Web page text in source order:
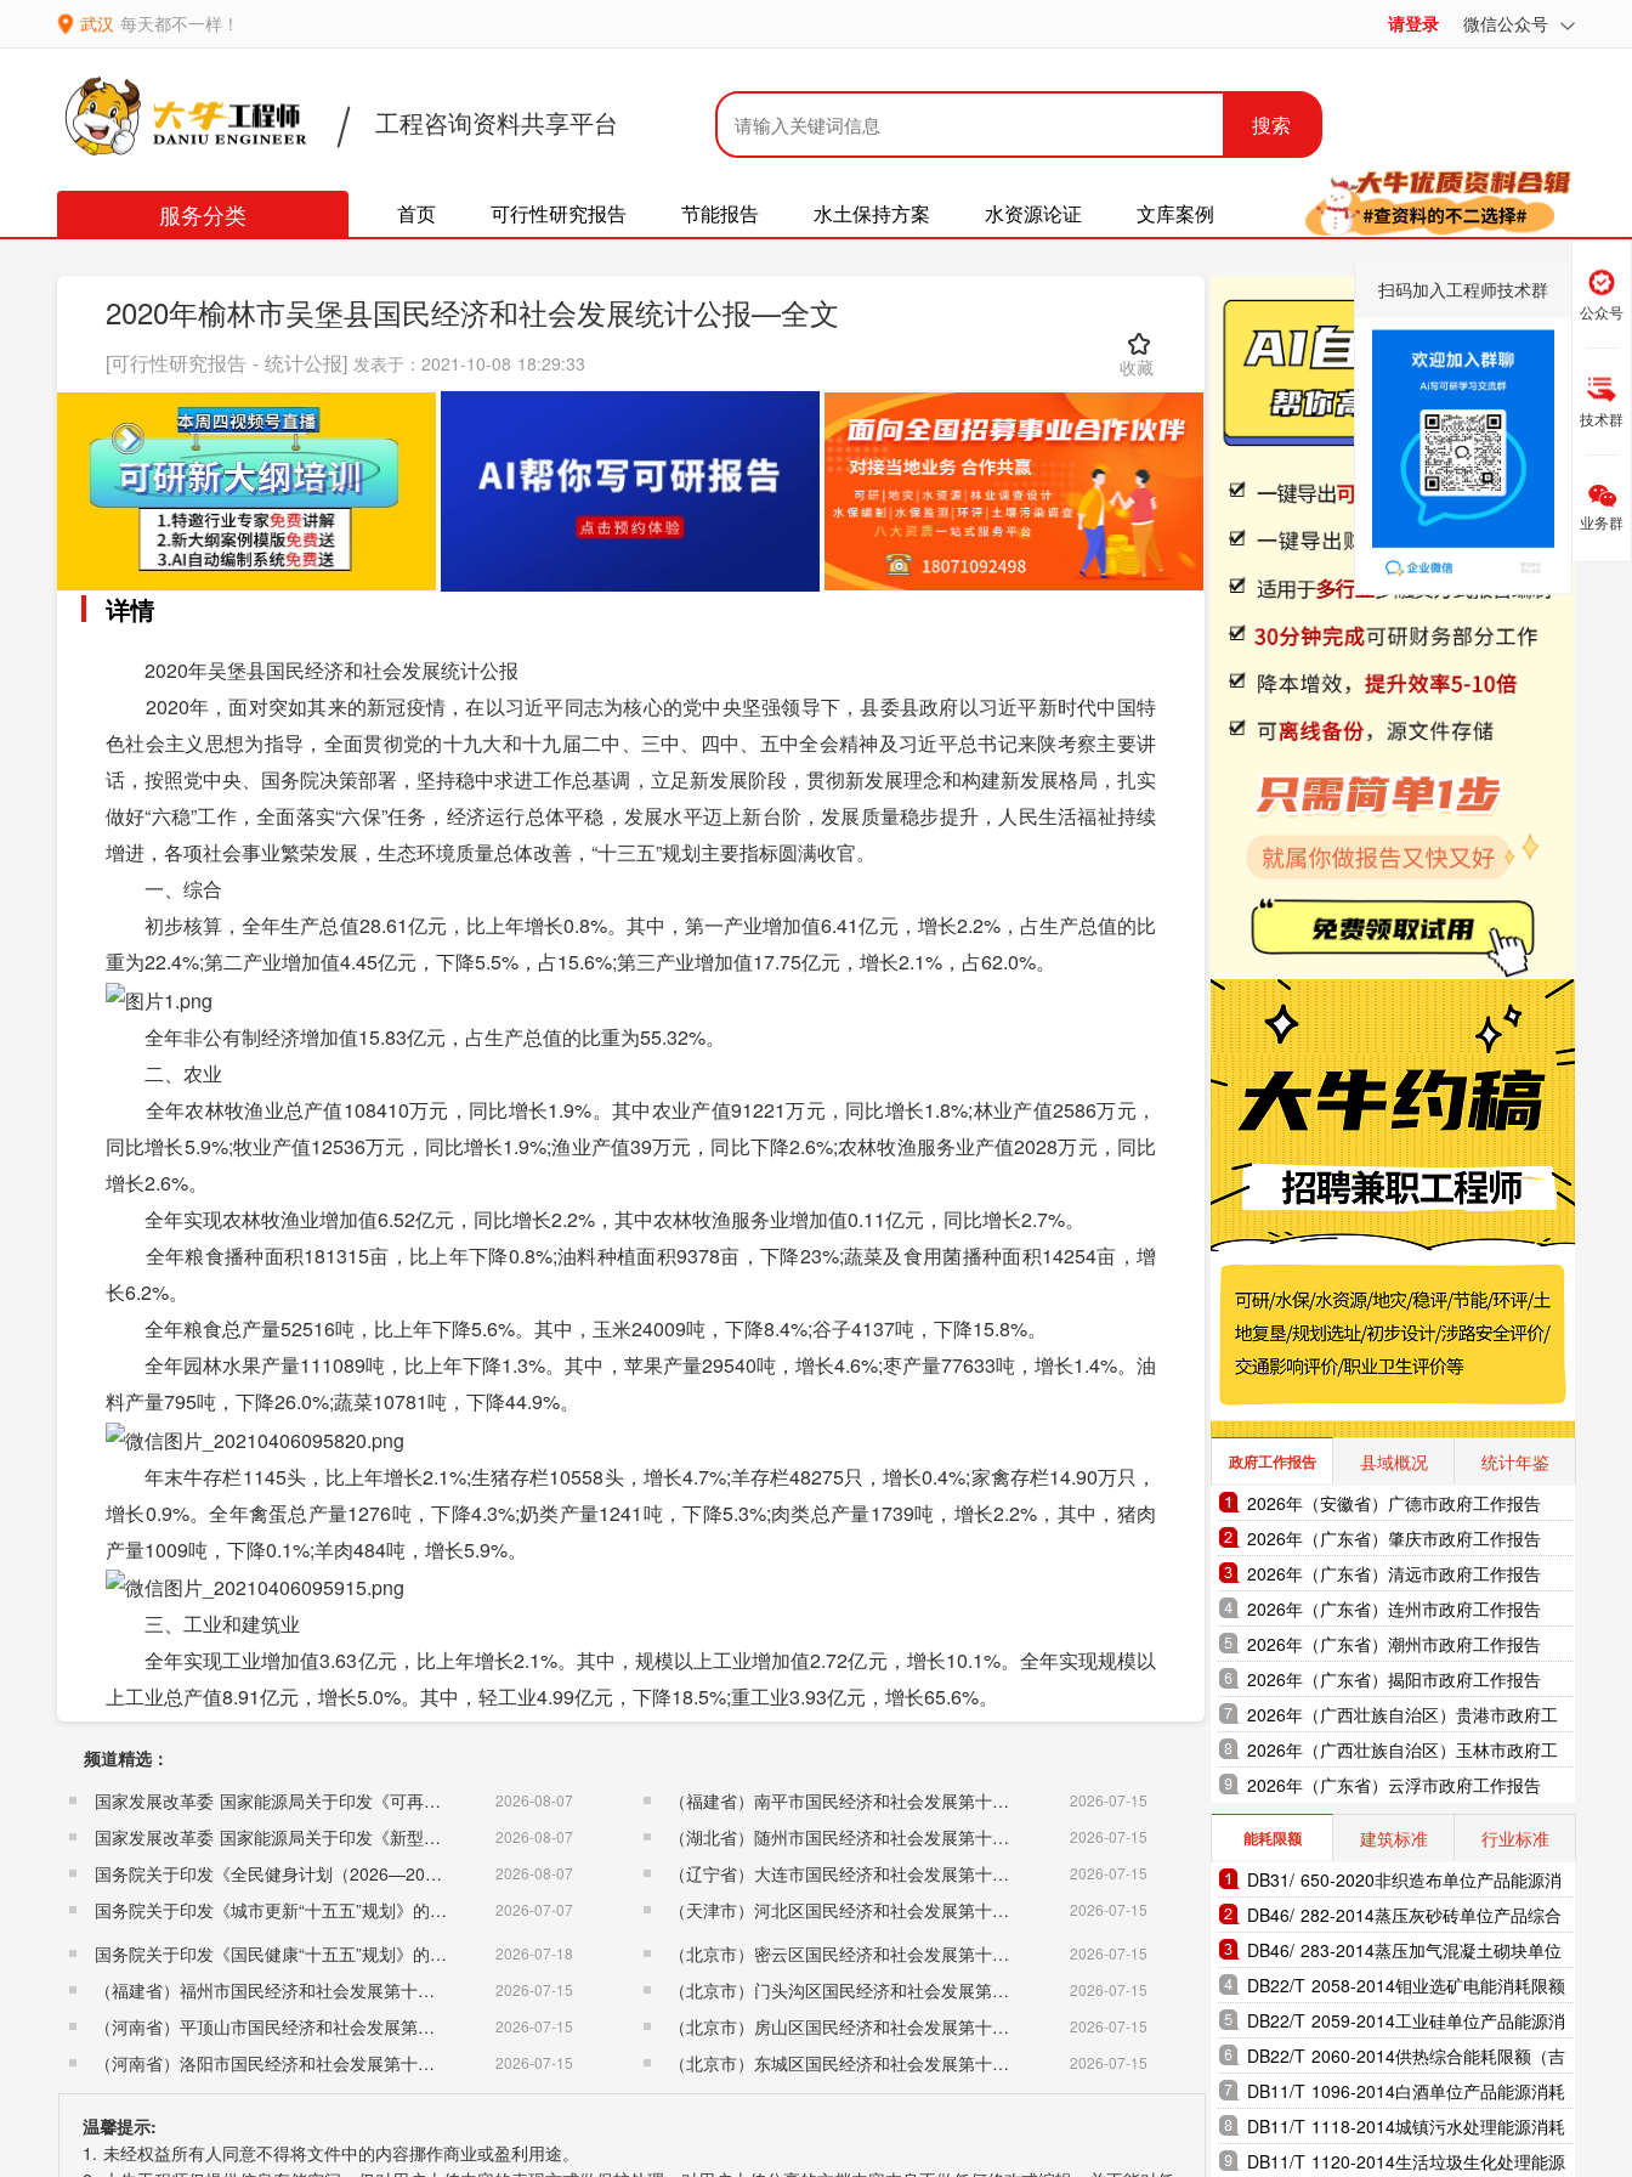
武汉 每天都不一样！ 请登录 微信公众号
工程咨询资料共享平台 搜索
服务分类 首页 可行性研究报告 节能报告 水土保持方案 水资源论证 文库案例
2020年榆林市吴堡县国民经济和社会发展统计公报—全文
[可行性研究报告 - 统计公报] 发表于：2021-10-08 18:29:33 收藏
详情
2020年吴堡县国民经济和社会发展统计公报
2020年，面对突如其来的新冠疫情，在以习近平同志为核心的党中央坚强领导下，县委县政府以习近平新时代中国特
色社会主义思想为指导，全面贯彻党的十九大和十九届二中、三中、四中、五中全会精神及习近平总书记来陕考察主要讲
话，按照党中央、国务院决策部署，坚持稳中求进工作总基调，立足新发展阶段，贯彻新发展理念和构建新发展格局，扎实
做好“六稳”工作，全面落实“六保”任务，经济运行总体平稳，发展水平迈上新台阶，发展质量稳步提升，人民生活福祉持续
增进，各项社会事业繁荣发展，生态环境质量总体改善，“十三五”规划主要指标圆满收官。
一、综合
初步核算，全年生产总值28.61亿元，比上年增长0.8%。其中，第一产业增加值6.41亿元，增长2.2%，占生产总值的比
重为22.4%;第二产业增加值4.45亿元，下降5.5%，占15.6%;第三产业增加值17.75亿元，增长2.1%，占62.0%。
全年非公有制经济增加值15.83亿元，占生产总值的比重为55.32%。
二、农业
全年农林牧渔业总产值108410万元，同比增长1.9%。其中农业产值91221万元，同比增长1.8%;林业产值2586万元，
同比增长5.9%;牧业产值12536万元，同比增长1.9%;渔业产值39万元，同比下降2.6%;农林牧渔服务业产值2028万元，同比
增长2.6%。
全年实现农林牧渔业增加值6.52亿元，同比增长2.2%，其中农林牧渔服务业增加值0.11亿元，同比增长2.7%。
全年粮食播种面积181315亩，比上年下降0.8%;油料种植面积9378亩，下降23%;蔬菜及食用菌播种面积14254亩，增
长6.2%。
全年粮食总产量52516吨，比上年下降5.6%。其中，玉米24009吨，下降8.4%;谷子4137吨，下降15.8%。
全年园林水果产量111089吨，比上年下降1.3%。其中，苹果产量29540吨，增长4.6%;枣产量77633吨，增长1.4%。油
料产量795吨，下降26.0%;蔬菜10781吨，下降44.9%。
年末牛存栏1145头，比上年增长2.1%;生猪存栏10558头，增长4.7%;羊存栏48275只，增长0.4%;家禽存栏14.90万只，
增长0.9%。全年禽蛋总产量1276吨，下降4.3%;奶类产量1241吨，下降5.3%;肉类总产量1739吨，增长2.2%，其中，猪肉
产量1009吨，下降0.1%;羊肉484吨，增长5.9%。
三、工业和建筑业
全年实现工业增加值3.63亿元，比上年增长2.1%。其中，规模以上工业增加值2.72亿元，增长10.1%。全年实现规模以
上工业总产值8.91亿元，增长5.0%。其中，轻工业4.99亿元，下降18.5%;重工业3.93亿元，增长65.6%。
分行业看，食品制造业实现产值4.43亿元，下降22.8%，占规模以上工业总产值的49.7%;酒、饮料及精制茶制造业0.55
亿元，增长46.2%，占6.2%;化学原料和化学制品制造业1.13亿元，下降3.6%，占12.6%;非金属矿物制品业2.12亿元，增长
2.5倍，占23.8%;电力、热力生产和供应业0.31亿元，增长13.7%，占3.5%;燃气生产和供应业0.37亿元，增长14.8%，占
4.2%。
全年实现建筑业增加值0.84亿元，比上年下降23%。全县资质等级以上建筑业企业5家。
四、固定资产投资
全年全社会固定资产投资比上年下降23.5%。其中，固定资产投资(不含农户)增长0.7%。
在固定资产投资(不含农户)中，第一产业投资占比为4.3%;第二产业投资占比13.4%;第三产业投资占比82.3%。
五、贸易和旅游业
全年实现社会消费品零售总额13.07亿元，比上年下降6.1%。其中，限额以上企业(含中石化、中石油)实现消费品零售
额1.41亿元，增长5.2%。
从区域看，城镇实现零售额9.60亿元，比上年下降6.8%;乡村实现零售额3.47亿元，下降4.2%。从消费形态看，商品零
频道精选：
国家发展改革委 国家能源局关于印发《可再生能源发展“十五五”规划》的通知 （发改能源〔2026〕1067号）
2026-08-07
国家发展改革委 国家能源局关于印发《新型电力系统建设“十五五”规划》的通知​ （发改能源〔2026〕942号） 2026-08-07
国务院关于印发《全民健身计划（2026—2030年）》的通知 （国发〔2026〕26号） 2026-08-07
国务院关于印发《城市更新“十五五”规划》的通知（国发〔2026〕12号） 2026-07-07
国务院关于印发《国民健康“十五五”规划》的通知 （国发〔2026〕23号） 2026-07-18
（福建省）福州市国民经济和社会发展第十五个五年规划纲要 2026-07-15
（河南省）平顶山市国民经济和社会发展第十五个五年规划纲要 2026-07-15
（河南省）洛阳市国民经济和社会发展第十五个五年规划纲要 2026-07-15
（福建省）南平市国民经济和社会发展第十五个五年规划纲要 2026-07-15
（湖北省）随州市国民经济和社会发展第十五个五年规划纲要 2026-07-15
（辽宁省）大连市国民经济和社会发展第十五个五年规划纲要 2026-07-15
（天津市）河北区国民经济和社会发展第十五个五年规划纲要 2026-07-15
（北京市）密云区国民经济和社会发展第十五个五年规划纲要 2026-07-15
（北京市）门头沟区国民经济和社会发展第十五个五年规划纲要 2026-07-15
（北京市）房山区国民经济和社会发展第十五个五年规划纲要 2026-07-15
（北京市）东城区国民经济和社会发展第十五个五年规划纲要 2026-07-15
温馨提示:
1. 未经权益所有人同意不得将文件中的内容挪作商业或盈利用途。
政府工作报告 县域概况
统计年鉴
2026年（安徽省）广德市政府工作报告
2026年（广东省）肇庆市政府工作报告
2026年（广东省）清远市政府工作报告
2026年（广东省）连州市政府工作报告
2026年（广东省）潮州市政府工作报告
2026年（广东省）揭阳市政府工作报告
2026年（广西壮族自治区）贵港市政府工
作报告
2026年（广西壮族自治区）玉林市政府工
作报告
2026年（广东省）云浮市政府工作报告
能耗限额 建筑标准
行业标准
DB31/ 650-2020非织造布单位产品能源消
耗限额（上海市地方标准）
DB46/ 282-2014蒸压灰砂砖单位产品综合
能耗和电耗限额（海南省地方标准）
DB46/ 283-2014蒸压加气混凝土砌块单位
产品综合能耗和电耗限额（海南省地方标
准）
DB22/T 2058-2014钼业选矿电能消耗限额
（吉林省地方标准）
DB22/T 2059-2014工业硅单位产品能源消
耗限额（吉林省地方标准）
DB22/T 2060-2014供热综合能耗限额（吉
林省地方标准）
DB11/T 1096-2014白酒单位产品能源消耗
限额（北京市地方标准）
DB11/T 1118-2014城镇污水处理能源消耗
限额（北京市地方标准）
DB11/T 1120-2014生活垃圾生化处理能源
公众号
技术群
扫码加入工程师技术群
业务群